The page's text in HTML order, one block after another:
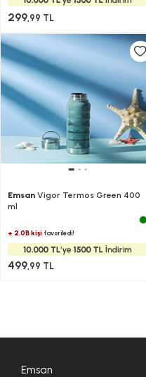
299,99 TL
Emsan Vigor Termos Green 400
ml
+ 2.0B kişi favoriledi!
499,99 TL
Emsan